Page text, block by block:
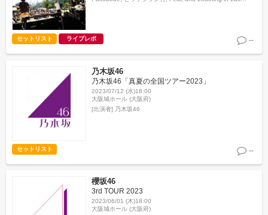
セットリスト ライブレポ --
乃木坂46
乃木坂46「真夏の全国ツアー2023」
2023/07/12 (水)18:00
大阪城ホール (大阪府)
[出演者] 乃木坂46
セットリスト --
櫻坂46
3rd TOUR 2023
2023/06/01 (木)18:00
大阪城ホール (大阪府)